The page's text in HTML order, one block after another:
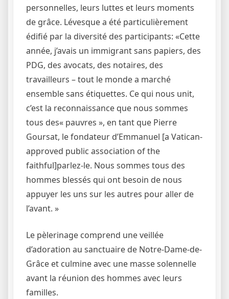
personnelles, leurs luttes et leurs moments
de grâce. Lévesque a été particulièrement
édifié par la diversité des participants: «Cette
année, j’avais un immigrant sans papiers, des
PDG, des avocats, des notaires, des
travailleurs – tout le monde a marché
ensemble sans étiquettes. Ce qui nous unit,
c’est la reconnaissance que nous sommes
tous des« pauvres », en tant que Pierre
Goursat, le fondateur d’Emmanuel [a Vatican-
approved public association of the
faithful]parlez-le. Nous sommes tous des
hommes blessés qui ont besoin de nous
appuyer les uns sur les autres pour aller de
l’avant. »
Le pèlerinage comprend une veillée
d’adoration au sanctuaire de Notre-Dame-de-
Grâce et culmine avec une masse solennelle
avant la réunion des hommes avec leurs
familles.